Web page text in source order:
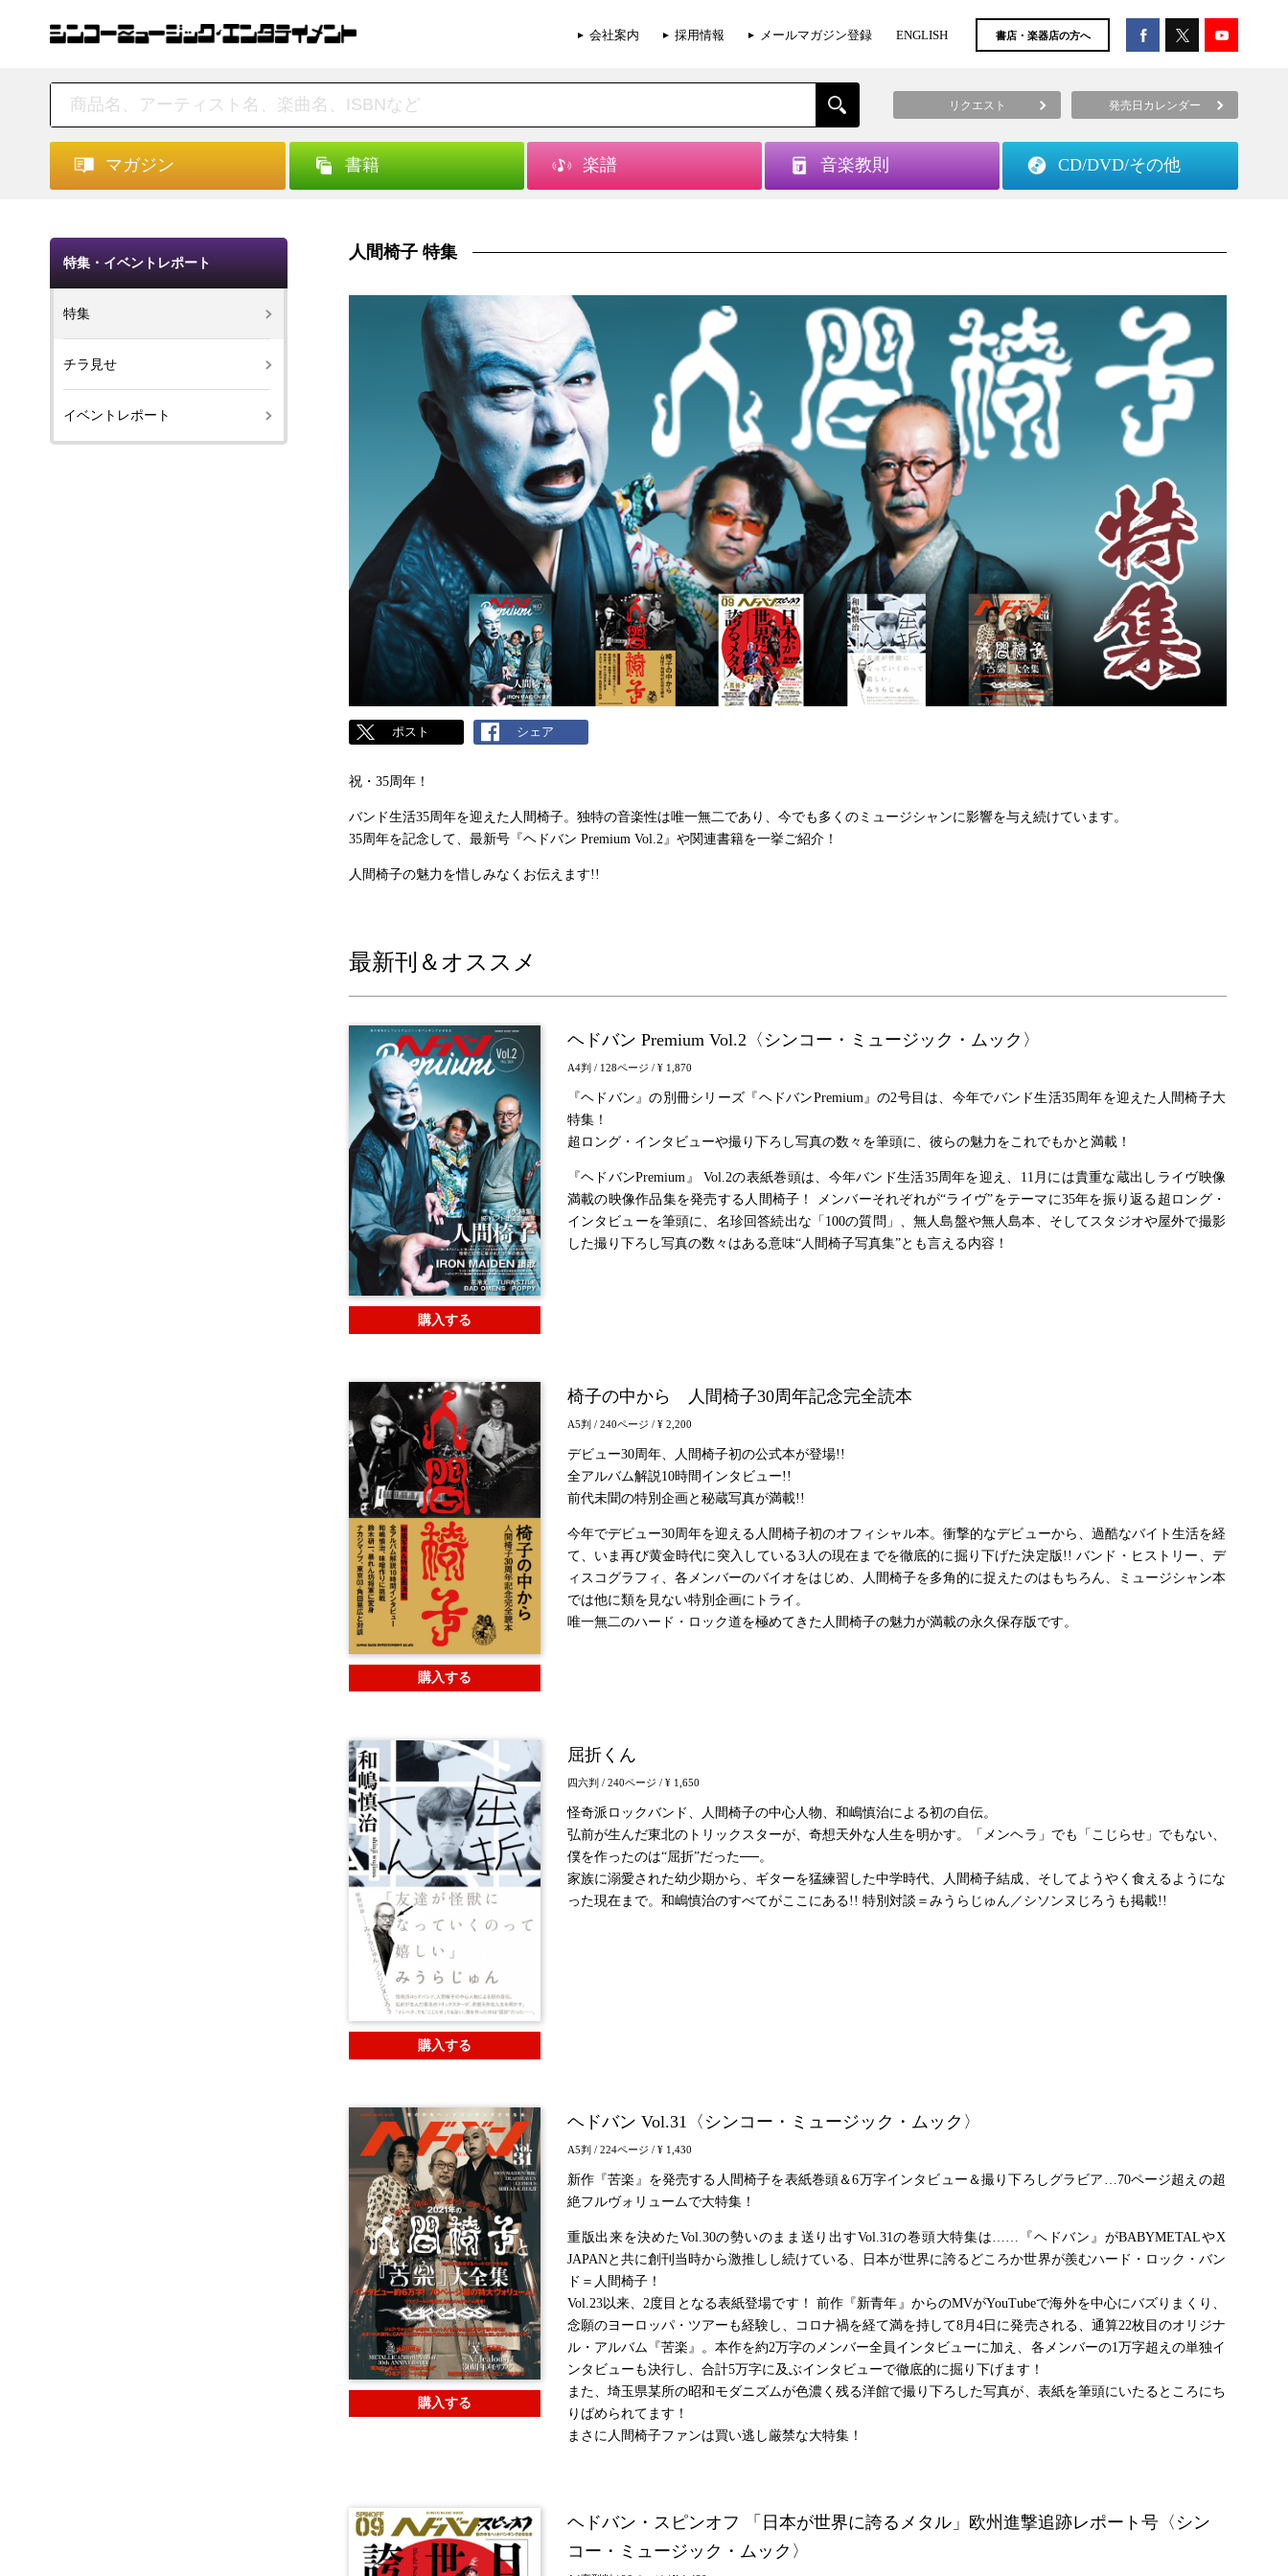
会社案内 採用情報 メールマガジン登録 ENGLISH 書店・楽器店の方へ
リクエスト 発売日カレンダー
マガジン 書籍 楽譜 音楽教則 CD/DVD/その他
人間椅子 特集
ポスト シェア
祝・35周年！
バンド生活35周年を迎えた人間椅子。独特の音楽性は唯一無二であり、今でも多くのミュージシャンに影響を与え続けています。
35周年を記念して、最新号『ヘドバン Premium Vol.2』や関連書籍を一挙ご紹介！
人間椅子の魅力を惜しみなくお伝えます!!
最新刊＆オススメ
購入する
ヘドバン Premium Vol.2〈シンコー・ミュージック・ムック〉
A4判 / 128ページ / ¥ 1,870
『ヘドバン』の別冊シリーズ『ヘドバンPremium』の2号目は、今年でバンド生活35周年を迎えた人間椅子大
特集！
超ロング・インタビューや撮り下ろし写真の数々を筆頭に、彼らの魅力をこれでもかと満載！
『ヘドバンPremium』 Vol.2の表紙巻頭は、今年バンド生活35周年を迎え、11月には貴重な蔵出しライヴ映像
満載の映像作品集を発売する人間椅子！ メンバーそれぞれが“ライヴ”をテーマに35年を振り返る超ロング・
インタビューを筆頭に、名珍回答続出な「100の質問」、無人島盤や無人島本、そしてスタジオや屋外で撮影
した撮り下ろし写真の数々はある意味“人間椅子写真集”とも言える内容！
購入する
椅子の中から 人間椅子30周年記念完全読本
A5判 / 240ページ / ¥ 2,200
デビュー30周年、人間椅子初の公式本が登場!!
全アルバム解説10時間インタビュー!!
前代未聞の特別企画と秘蔵写真が満載!!
今年でデビュー30周年を迎える人間椅子初のオフィシャル本。衝撃的なデビューから、過酷なバイト生活を経
て、いま再び黄金時代に突入している3人の現在までを徹底的に掘り下げた決定版!! バンド・ヒストリー、デ
ィスコグラフィ、各メンバーのバイオをはじめ、人間椅子を多角的に捉えたのはもちろん、ミュージシャン本
では他に類を見ない特別企画にトライ。
唯一無二のハード・ロック道を極めてきた人間椅子の魅力が満載の永久保存版です。
購入する
屈折くん
四六判 / 240ページ / ¥ 1,650
怪奇派ロックバンド、人間椅子の中心人物、和嶋慎治による初の自伝。
弘前が生んだ東北のトリックスターが、奇想天外な人生を明かす。「メンヘラ」でも「こじらせ」でもない、
僕を作ったのは“屈折”だった──。
家族に溺愛された幼少期から、ギターを猛練習した中学時代、人間椅子結成、そしてようやく食えるようにな
った現在まで。和嶋慎治のすべてがここにある!! 特別対談＝みうらじゅん／シソンヌじろうも掲載!!
購入する
ヘドバン Vol.31〈シンコー・ミュージック・ムック〉
A5判 / 224ページ / ¥ 1,430
新作『苦楽』を発売する人間椅子を表紙巻頭＆6万字インタビュー＆撮り下ろしグラビア…70ページ超えの超
絶フルヴォリュームで大特集！
重版出来を決めたVol.30の勢いのまま送り出すVol.31の巻頭大特集は……『ヘドバン』がBABYMETALやX
JAPANと共に創刊当時から激推しし続けている、日本が世界に誇るどころか世界が羨むハード・ロック・バン
ド＝人間椅子！
Vol.23以来、2度目となる表紙登場です！ 前作『新青年』からのMVがYouTubeで海外を中心にバズりまくり、
念願のヨーロッパ・ツアーも経験し、コロナ禍を経て満を持して8月4日に発売される、通算22枚目のオリジナ
ル・アルバム『苦楽』。本作を約2万字のメンバー全員インタビューに加え、各メンバーの1万字超えの単独イ
ンタビューも決行し、合計5万字に及ぶインタビューで徹底的に掘り下げます！
また、埼玉県某所の昭和モダニズムが色濃く残る洋館で撮り下ろした写真が、表紙を筆頭にいたるところにち
りばめられてます！
まさに人間椅子ファンは買い逃し厳禁な大特集！
ヘドバン・スピンオフ 「日本が世界に誇るメタル」欧州進撃追跡レポート号〈シン
コー・ミュージック・ムック〉
特集・イベントレポート
特集
チラ見せ
イベントレポート